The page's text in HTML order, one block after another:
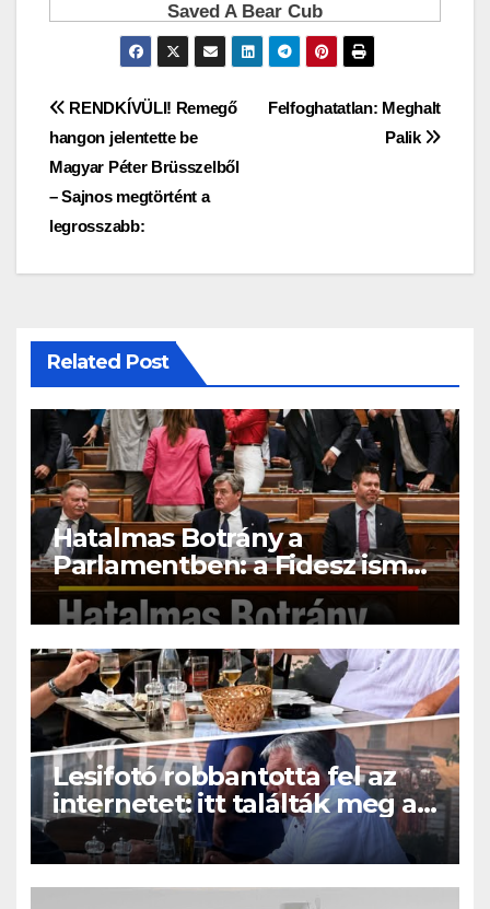
Bejegyzés
navigáció
Felfoghatatlan: Meghalt
Palik
RENDKÍVÜLI! Remegő
hangon jelentette be
Magyar Péter Brüsszelből
– Sajnos megtörtént a
legrosszabb:
Related Post
Hatalmas Botrány a
Parlamentben: a Fidesz ismét
kitett magáért!
Lesifotó robbantotta fel az
internetet: itt találták meg az
eltűnt Orbán Viktort!